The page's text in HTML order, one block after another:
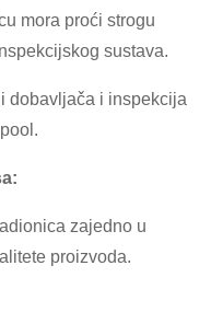
mora proći strogu
sustava.
dobavljača i inspekcija
zajedno u
proizvoda.